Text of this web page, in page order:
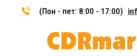
(Пон - пет: 8:00 - 17:00)